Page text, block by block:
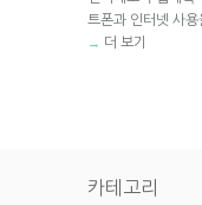
트폰과 인터넷 사용
→ 더 보기
카테고리